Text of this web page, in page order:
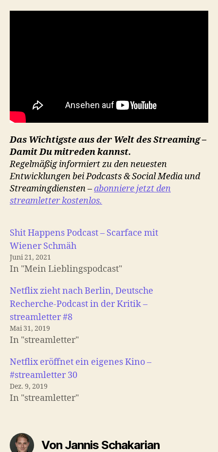
Das Wichtigste aus der Welt des Streaming –
Damit Du mitreden kannst.
Regelmäßig informiert zu den neuesten
Entwicklungen bei Podcasts & Social Media und
Streamingdiensten –abonniere jetzt den
streamletter kostenlos.
Shit Happens Podcast – Scarface mit
Wiener Schmäh
Juni 21, 2021
In "Mein Lieblingspodcast"
Netflix zieht nach Berlin, Deutsche
Recherche-Podcast in der Kritik –
streamletter #8
Mai 31, 2019
In "streamletter"
Netflix eröffnet ein eigenes Kino –
#streamletter 30
Dez. 9, 2019
In "streamletter"
Von Jannis Schakarian